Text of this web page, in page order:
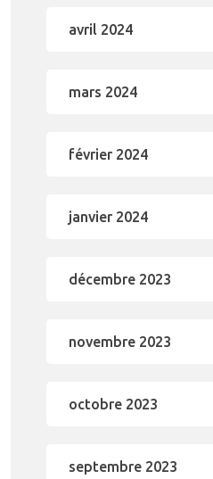
avril 2024
mars 2024
février 2024
janvier 2024
décembre 2023
novembre 2023
octobre 2023
septembre 2023